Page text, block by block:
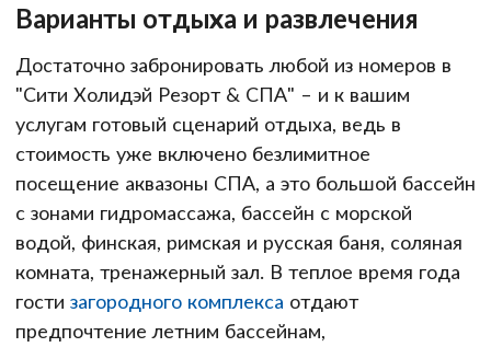
Варианты отдыха и развлечения
Достаточно забронировать любой из номеров в
"Сити Холидэй Резорт & СПА" – и к вашим
услугам готовый сценарий отдыха, ведь в
стоимость уже включено безлимитное
посещение аквазоны СПА, а это большой бассейн
с зонами гидромассажа, бассейн с морской
водой, финская, римская и русская баня, соляная
комната, тренажерный зал. В теплое время года
гости загородного комплекса отдают
предпочтение летним бассейнам,